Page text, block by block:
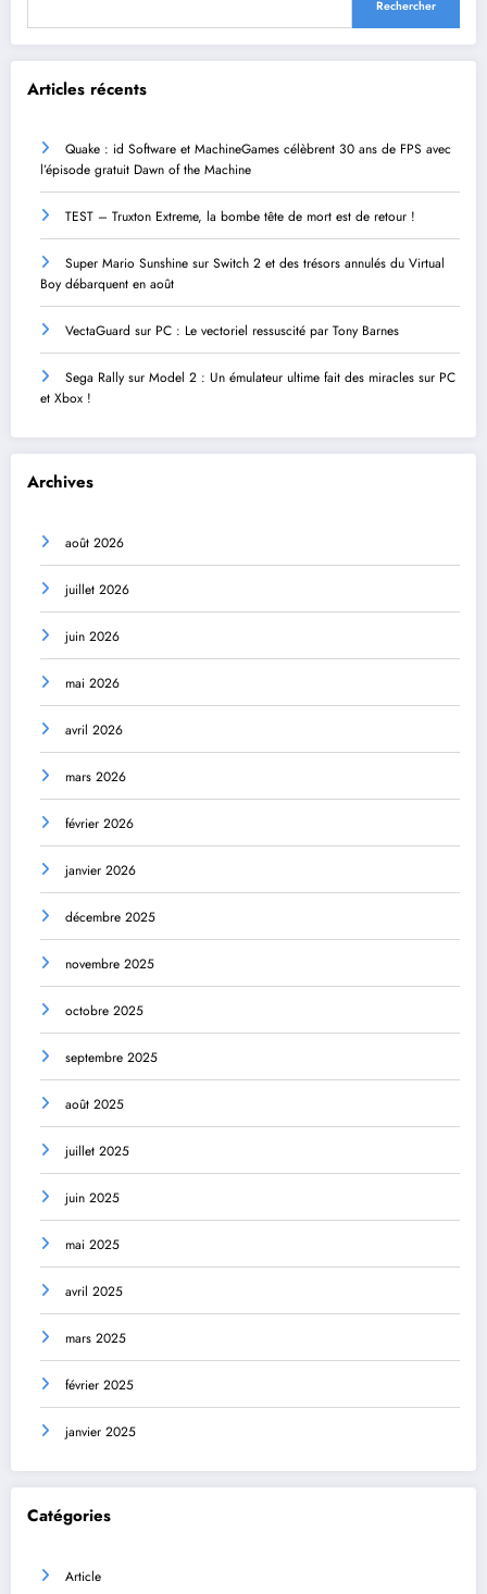
Rechercher
Articles récents
Quake : id Software et MachineGames célèbrent 30 ans de FPS avec
l’épisode gratuit Dawn of the Machine
TEST – Truxton Extreme, la bombe tête de mort est de retour !
Super Mario Sunshine sur Switch 2 et des trésors annulés du Virtual
Boy débarquent en août
VectaGuard sur PC : Le vectoriel ressuscité par Tony Barnes
Sega Rally sur Model 2 : Un émulateur ultime fait des miracles sur PC
et Xbox !
Archives
août 2026
juillet 2026
juin 2026
mai 2026
avril 2026
mars 2026
février 2026
janvier 2026
décembre 2025
novembre 2025
octobre 2025
septembre 2025
août 2025
juillet 2025
juin 2025
mai 2025
avril 2025
mars 2025
février 2025
janvier 2025
Catégories
Article